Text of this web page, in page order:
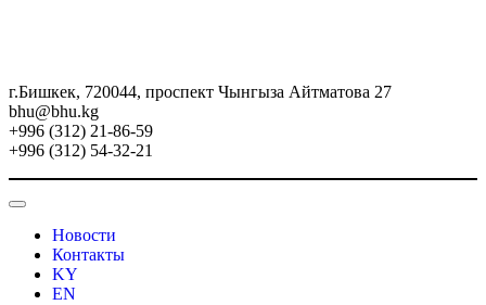
г.Бишкек, 720044, проспект Чынгыза Айтматова 27
bhu@bhu.kg
+996 (312) 21-86-59
+996 (312) 54-32-21
Новости
Контакты
KY
EN